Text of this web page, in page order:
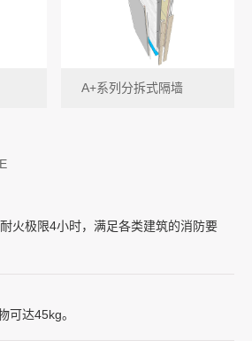
A+系列分拆式隔墙
火极限4小时，满足各类建筑的消防要
可达45kg。